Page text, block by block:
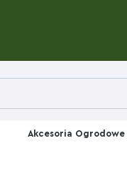
Akcesoria Ogrodowe